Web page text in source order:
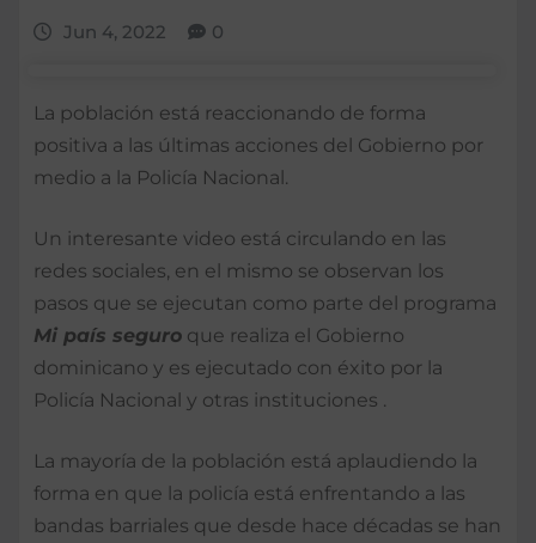
Jun 4, 2022 0
La población está reaccionando de forma
positiva a las últimas acciones del Gobierno por
medio a la Policía Nacional.
Un interesante video está circulando en las
redes sociales, en el mismo se observan los
pasos que se ejecutan como parte del programa
Mi país seguro que realiza el Gobierno
dominicano y es ejecutado con éxito por la
Policía Nacional y otras instituciones .
La mayoría de la población está aplaudiendo la
forma en que la policía está enfrentando a las
bandas barriales que desde hace décadas se han